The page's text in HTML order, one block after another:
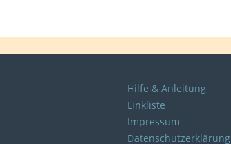
Hilfe & Anleitung
Linkliste
Impressum
Datenschutzerklärung